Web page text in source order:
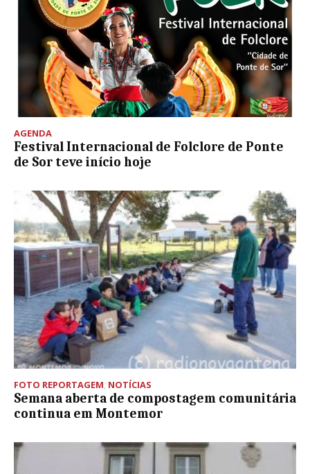
AGENDA
Festival Internacional de Folclore de Ponte
de Sor teve início hoje
FOTO REPORTAGEM, NOTÍCIAS
Semana aberta de compostagem comunitária
continua em Montemor